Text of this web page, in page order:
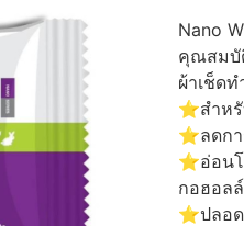
Nano
คุณสมบั
ผ้าเช็ด
⭐️สำห
⭐️ลดก
⭐️อ่อนโ
กอฮอลล์
⭐️ปลอ